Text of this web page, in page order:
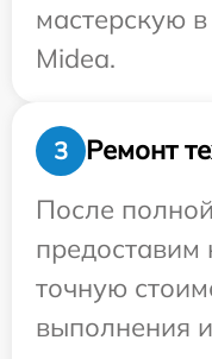
мастерскую
Midea.
3
Ремонт
После
предоставим
точную
выполнения